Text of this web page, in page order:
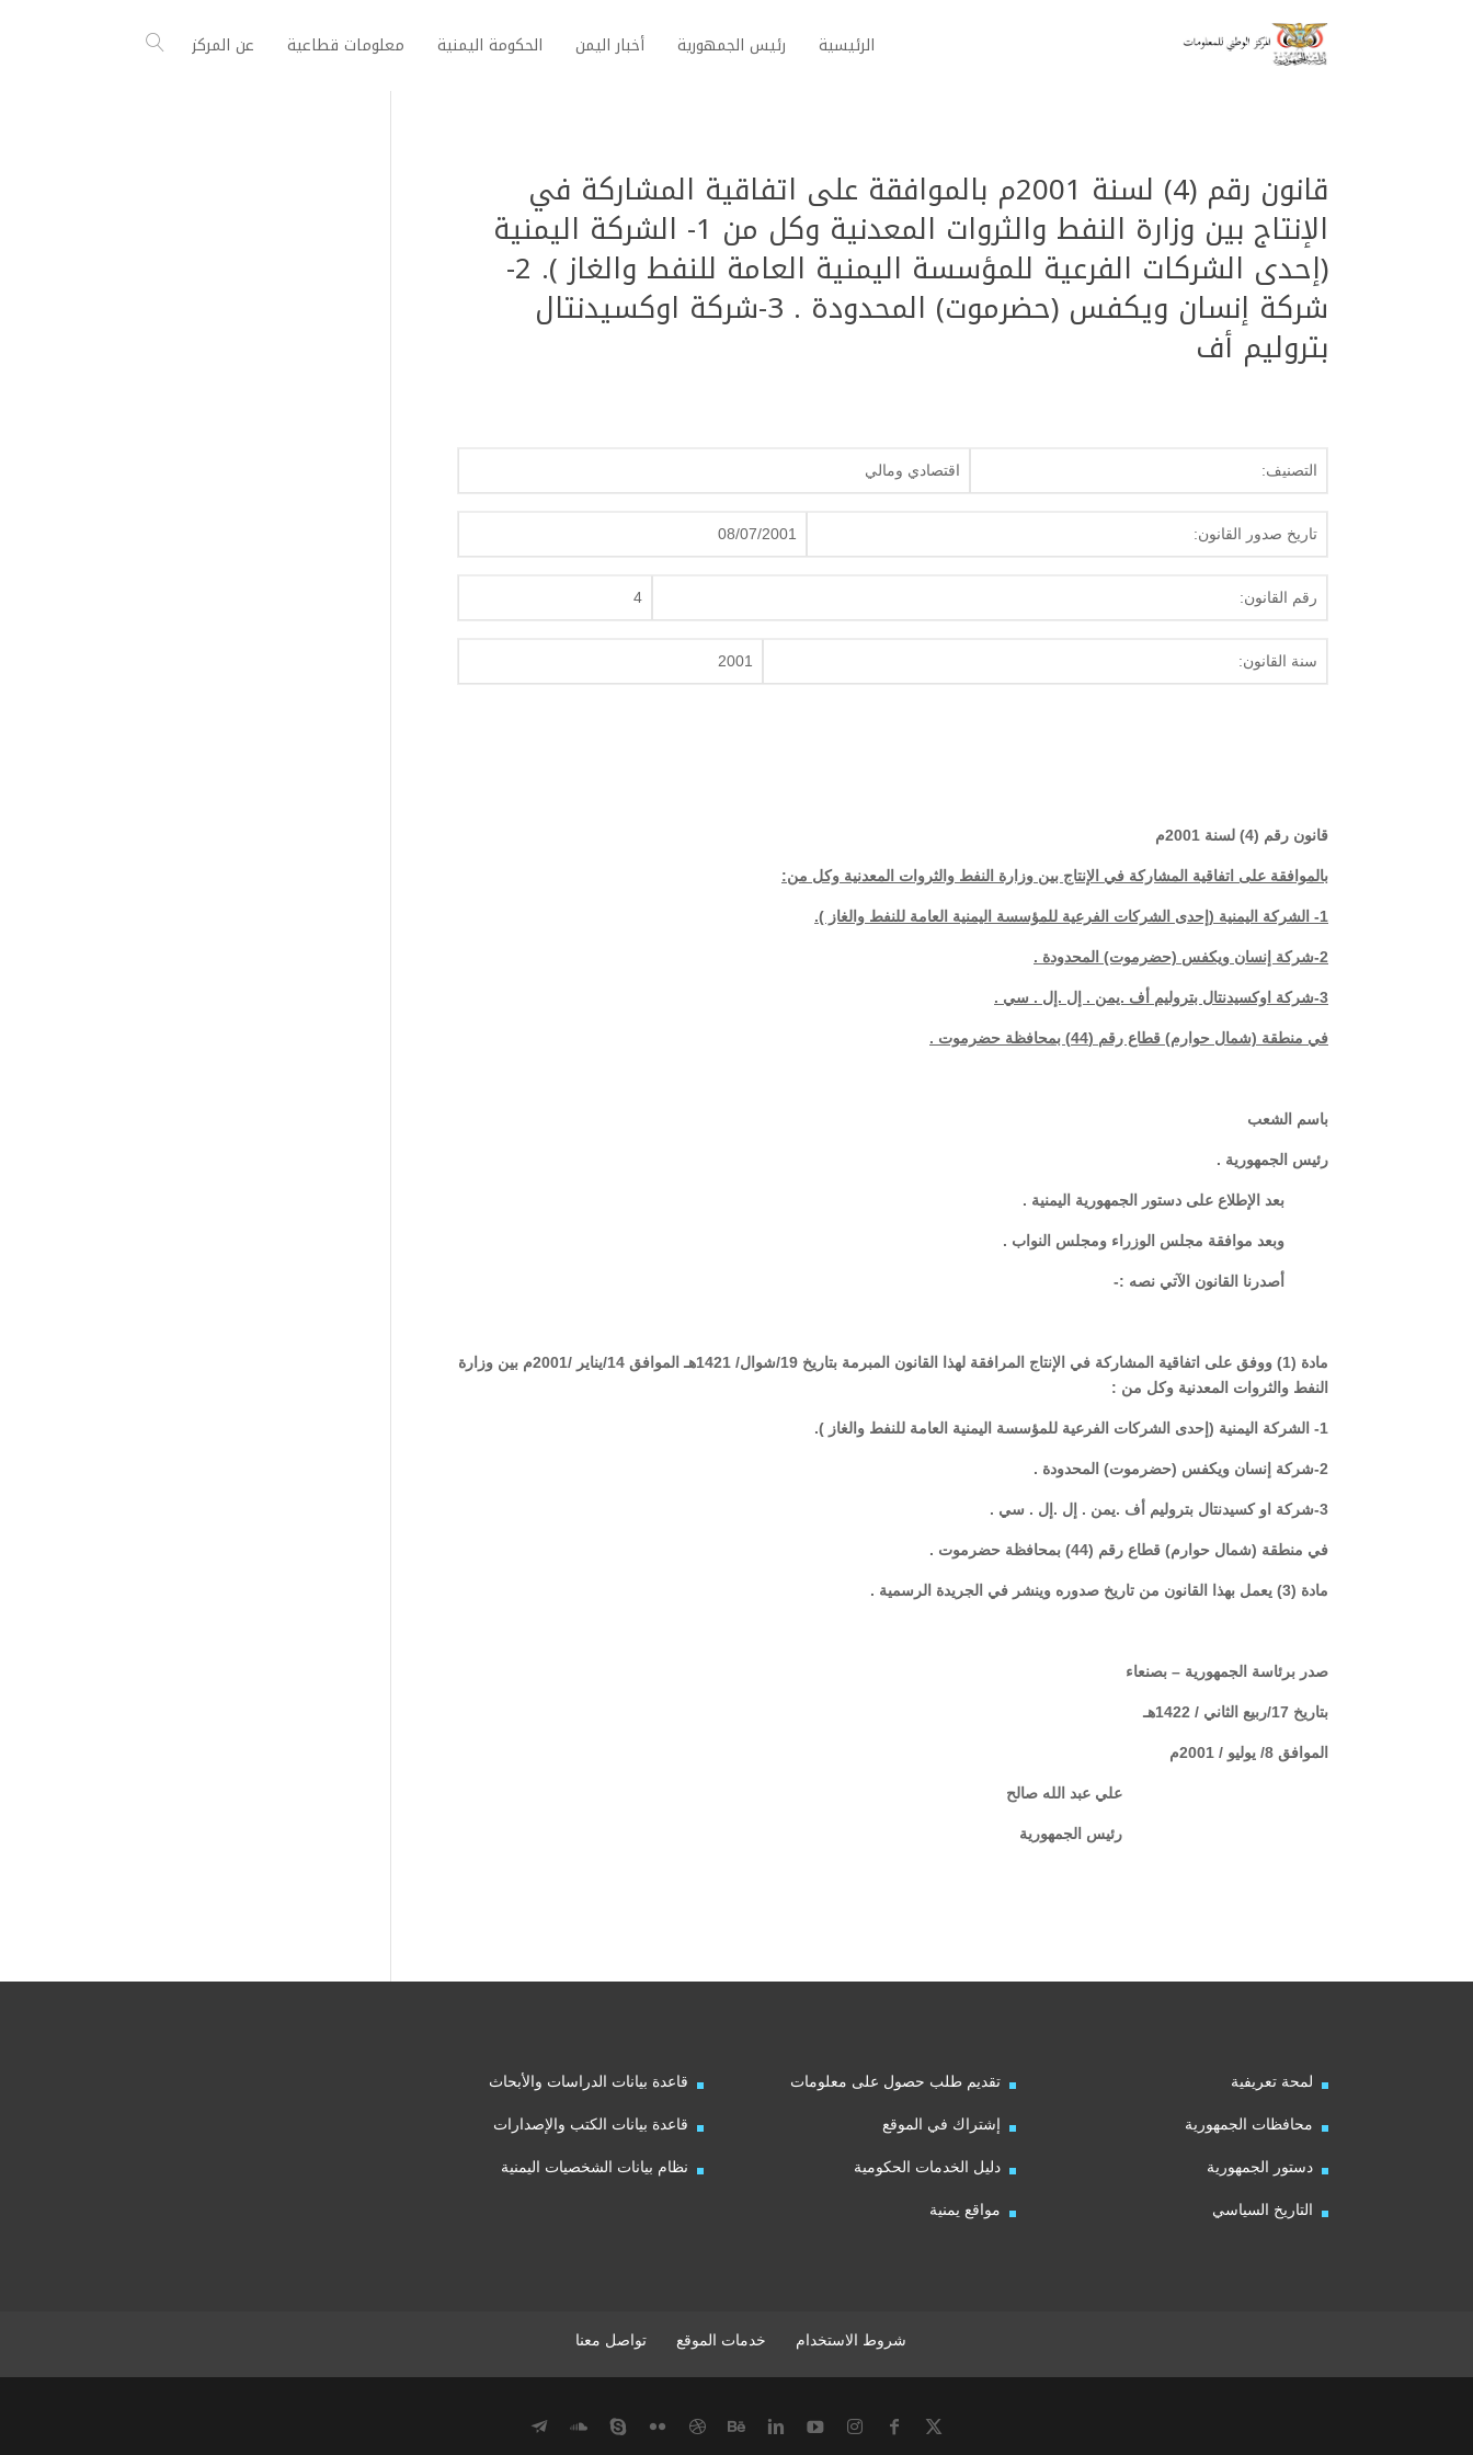
الرئيسية رئيس الجمهورية أخبار اليمن الحكومة اليمنية معلومات قطاعية عن المركز
قانون رقم (4) لسنة 2001م بالموافقة على اتفاقية المشاركة في
الإنتاج بين وزارة النفط والثروات المعدنية وكل من 1- الشركة اليمنية
(إحدى الشركات الفرعية للمؤسسة اليمنية العامة للنفط والغاز ). 2-
شركة إنسان ويكفس (حضرموت) المحدودة . 3-شركة اوكسيدنتال
بتروليم أف
التصنيف: اقتصادي ومالي
تاريخ صدور القانون: 08/07/2001
رقم القانون: 4
سنة القانون: 2001
قانون رقم (4) لسنة 2001م
بالموافقة على اتفاقية المشاركة في الإنتاج بين وزارة النفط والثروات المعدنية وكل من:
1- الشركة اليمنية (إحدى الشركات الفرعية للمؤسسة اليمنية العامة للنفط والغاز ).
2-شركة إنسان ويكفس (حضرموت) المحدودة .
3-شركة اوكسيدنتال بتروليم أف .يمن . إل .إل . سي .
في منطقة (شمال حوارم) قطاع رقم (44) بمحافظة حضرموت .
باسم الشعب
رئيس الجمهورية .
بعد الإطلاع على دستور الجمهورية اليمنية .
وبعد موافقة مجلس الوزراء ومجلس النواب .
أصدرنا القانون الآتي نصه :-
مادة (1) ووفق على اتفاقية المشاركة في الإنتاج المرافقة لهذا القانون المبرمة بتاريخ 19/شوال/ 1421هـ الموافق 14/يناير /2001م بين وزارة
النفط والثروات المعدنية وكل من :
1- الشركة اليمنية (إحدى الشركات الفرعية للمؤسسة اليمنية العامة للنفط والغاز ).
2-شركة إنسان ويكفس (حضرموت) المحدودة .
3-شركة او كسيدنتال بتروليم أف .يمن . إل .إل . سي .
في منطقة (شمال حوارم) قطاع رقم (44) بمحافظة حضرموت .
مادة (3) يعمل بهذا القانون من تاريخ صدوره وينشر في الجريدة الرسمية .
صدر برئاسة الجمهورية – بصنعاء
بتاريخ 17/ربيع الثاني / 1422هـ
الموافق 8/ يوليو / 2001م
علي عبد الله صالح
رئيس الجمهورية
لمحة تعريفية
محافظات الجمهورية
دستور الجمهورية
التاريخ السياسي
تقديم طلب حصول على معلومات
إشتراك في الموقع
دليل الخدمات الحكومية
مواقع يمنية
قاعدة بيانات الدراسات والأبحاث
قاعدة بيانات الكتب والإصدارات
نظام بيانات الشخصيات اليمنية
شروط الاستخدام خدمات الموقع تواصل معنا